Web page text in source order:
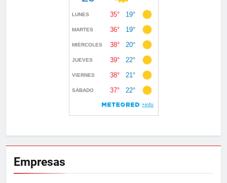
Empresas